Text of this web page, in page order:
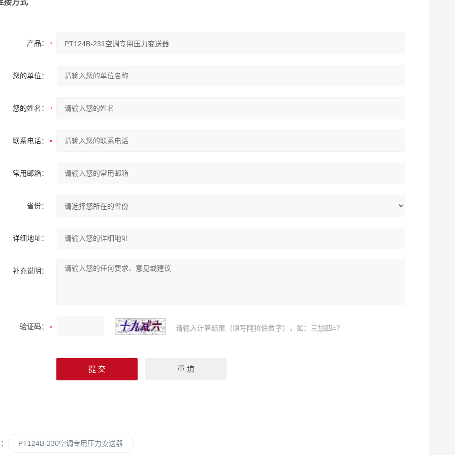
接方式
产品：
您的单位：
您的姓名：
联系电话：
常用邮箱：
省份：
详细地址：
补充说明：
验证码： 请输入计算结果（填写阿拉伯数字），如：三加四=7
PT124B-230空调专用压力变送器